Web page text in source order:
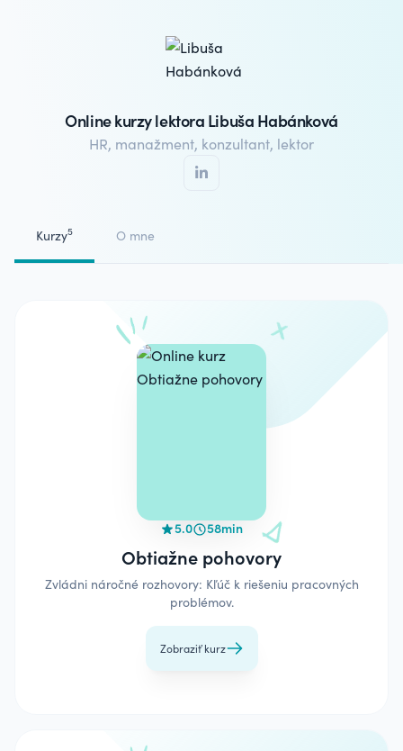
Online kurzy lektora Libuša Habánková
HR, manažment, konzultant, lektor
Kurzy5 O mne
5.0 58min
Obtiažne pohovory
Zvládni náročné rozhovory: Kľúč k riešeniu pracovných
problémov.
Zobraziť kurz